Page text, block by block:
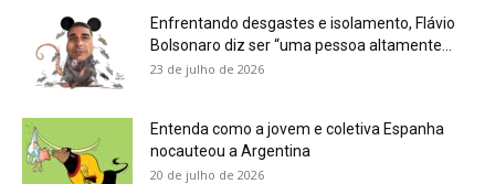
Enfrentando desgastes e isolamento, Flávio
Bolsonaro diz ser “uma pessoa altamente...
23 de julho de 2026
Entenda como a jovem e coletiva Espanha
nocauteou a Argentina
20 de julho de 2026